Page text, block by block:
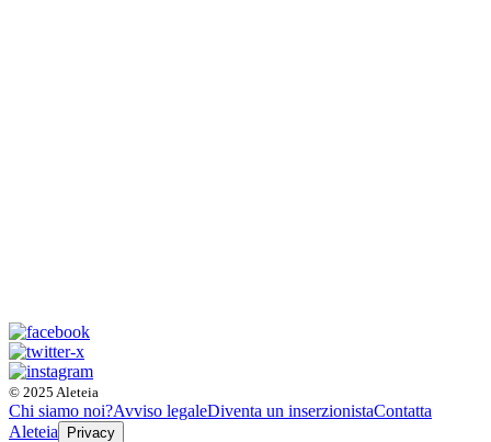
© 2025 Aleteia
Chi siamo noi?Avviso legaleDiventa un inserzionistaContatta
Aleteia
Privacy